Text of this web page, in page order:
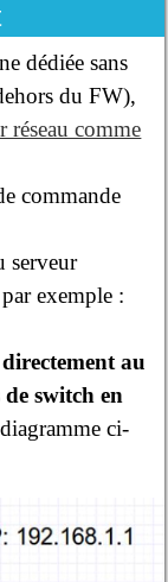
dédiée sans
du FW),
réseau comme
commande
serveur
exemple :
au
de switch en
ci-